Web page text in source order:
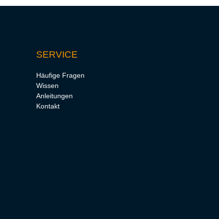
SERVICE
Häufige Fragen
Wissen
Anleitungen
Kontakt